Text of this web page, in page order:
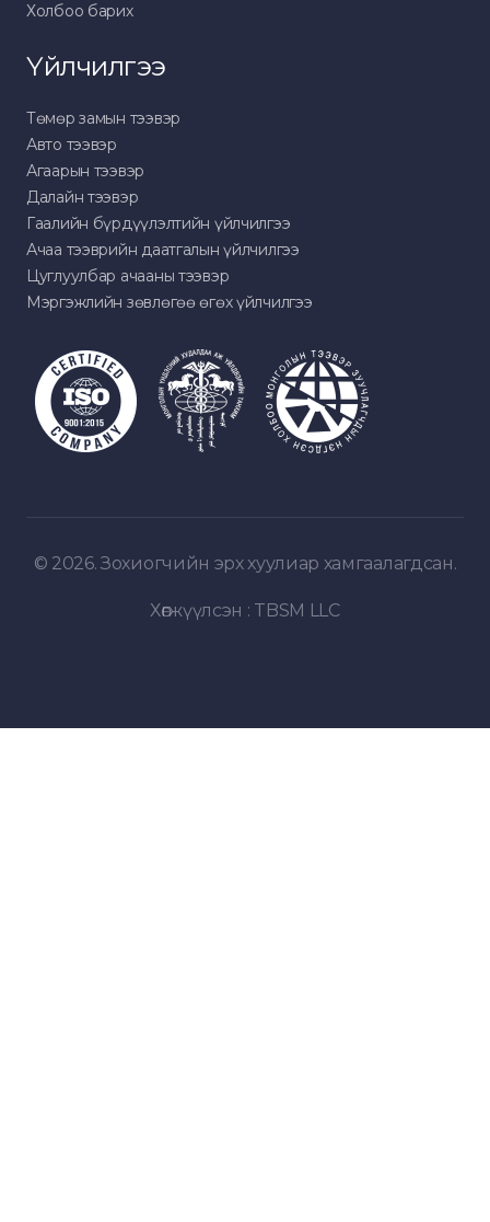
Холбоо барих
Үйлчилгээ
Төмөр замын тээвэр
Авто тээвэр
Агаарын тээвэр
Далайн тээвэр
Гаалийн бүрдүүлэлтийн үйлчилгээ
Ачаа тээврийн даатгалын үйлчилгээ
Цуглуулбар ачааны тээвэр
Мэргэжлийн зөвлөгөө өгөх үйлчилгээ
© 2026. Зохиогчийн эрх хуулиар хамгаалагдсан.
Хөгжүүлсэн : TBSM LLC